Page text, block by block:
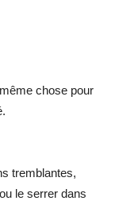
chose pour
tremblantes,
le serrer dans